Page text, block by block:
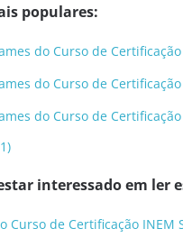
populares:
do Curso de
do Curso de
do Curso de
interessado em ler
Curso de Certificação INEM